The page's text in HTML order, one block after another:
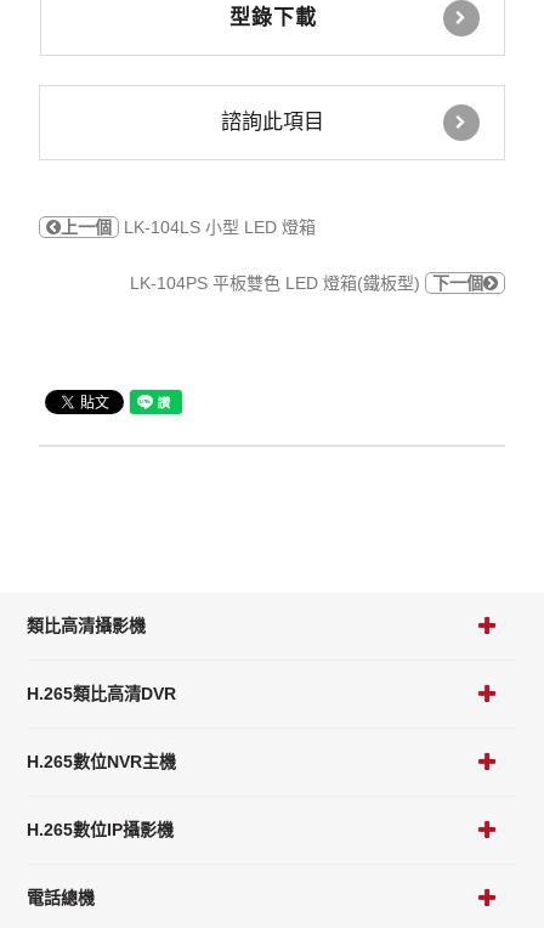
類比高清攝影機
H.265類比高清DVR
H.265數位NVR主機
H.265數位IP攝影機
電話總機
型錄下載
諮詢此項目
上一個 LK-104LS 小型 LED 燈箱
LK-104PS 平板雙色 LED 燈箱(鐵板型) 下一個